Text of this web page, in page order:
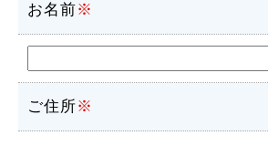
お名前※
ご住所※